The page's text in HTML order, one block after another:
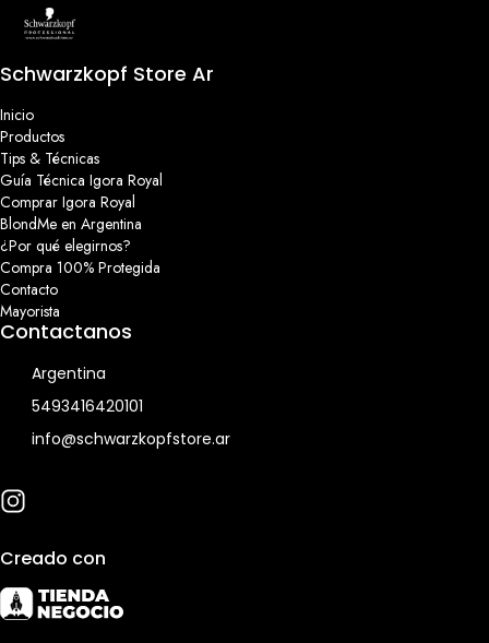
Schwarzkopf Store Ar
Inicio
Productos
Tips & Técnicas
Guía Técnica Igora Royal
Comprar Igora Royal
BlondMe en Argentina
¿Por qué elegirnos?
Compra 100% Protegida
Contacto
Mayorista
Contactanos
Argentina
5493416420101
info@schwarzkopfstore.ar
Creado con